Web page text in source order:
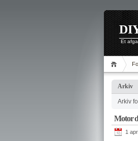
Et
Arkiv
Arkiv
Motor
1